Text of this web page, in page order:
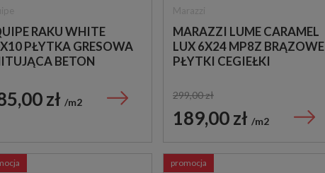
RAKU WHITE
PŁYTKA GRESOWA
BETON
zł m2
MARAZZI LUME CARAMEL
LUX 6X24 MP8Z BRĄZOWE
PŁYTKI CEGIEŁKI
299,00 zł
189,00 zł m2
promocja